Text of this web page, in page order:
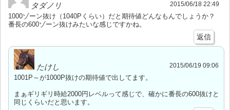
タダノリ 2015/06/18 22:49
1000ゾーン抜け（1040Pくらい）だと期待値どんなもんでしょうか？
番長の600ゾーン抜けみたいな感じですかね。
返信
たけし 2015/06/19 09:06
1001P～が1000P抜けの期待値で出してます。
まぁギリギリ時給2000円レベルって感じで、確かに番長の600抜けと
同じくらいだと思います。